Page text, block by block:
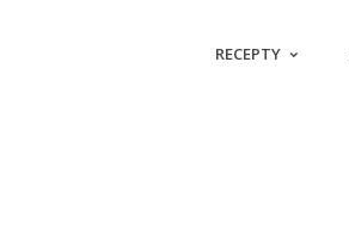
RECEPTY